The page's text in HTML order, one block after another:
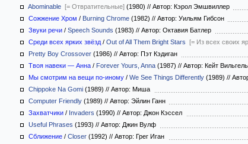
Abominable [= Отвратительные] (1980) // Автор: Кэрол Эмшвиллер
Сожжение Хром / Burning Chrome (1982) // Автор: Уильям Гибсон
Звуки речи / Speech Sounds (1983) // Автор: Октавия Батлер
Среди всех ярких звёзд / Out of All Them Bright Stars [= Из всех своих
Pretty Boy Crossover (1986) // Автор: Пэт Кэдиган
Твоя навеки — Анна / Forever Yours, Anna (1987) // Автор: Кейт
Мы смотрим на вещи по-иному / We See Things Differently (1989) //
Chippoke Na Gomi (1989) // Автор: Миша
Computer Friendly (1989) // Автор: Эйлин Ганн
Захватчики / Invaders (1990) // Автор: Джон Кэссел
Useful Phrases (1993) // Автор: Джин Вулф
Сближение / Closer (1992) // Автор: Грег Иган